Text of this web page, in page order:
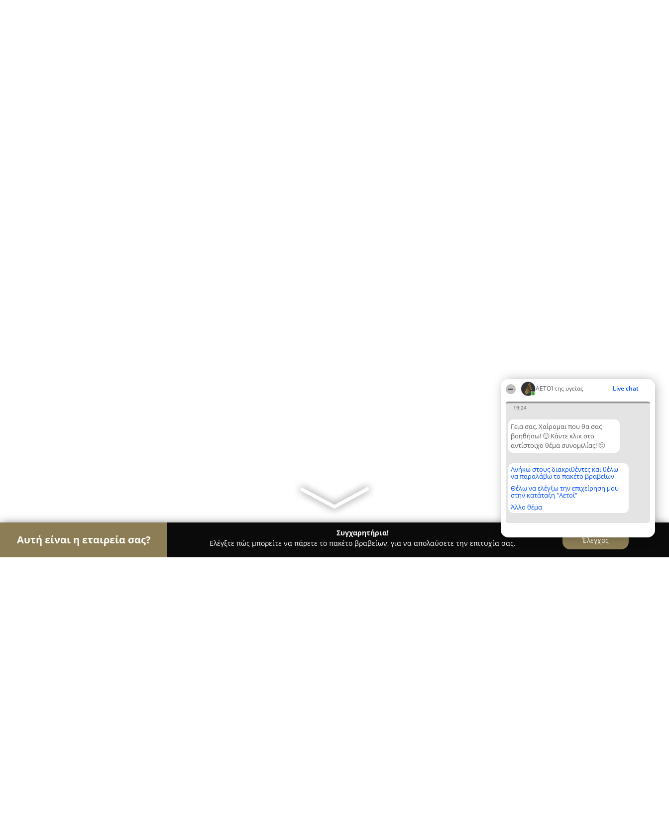
ΑΕΤΟΊ της υγείας Live chat
19:24
Γεια σας. Χαίρομαι που θα σας
βοηθήσω! 🙂 Κάντε κλικ στο
αντίστοιχο θέμα συνομιλίας! 🙂
Ανήκω στους διακριθέντες και θέλω
να παραλάβω το πακέτο βραβείων
Θέλω να ελέγξω την επιχείρηση μου
στην κατάταξη "Αετοί"
Άλλο θέμα
Αυτή είναι η εταιρεία σας?
Συγχαρητήρια!
Ελέγξτε πώς μπορείτε να πάρετε το πακέτο βραβείων, για να απολαύσετε την επιτυχία σας.
Έλεγχος